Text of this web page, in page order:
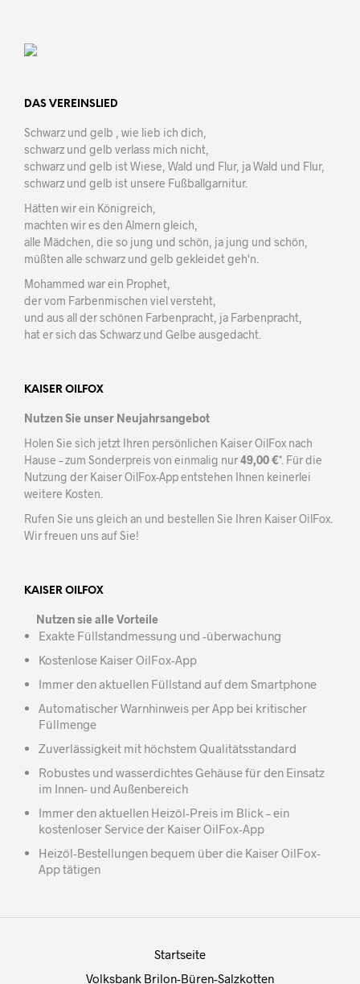
DAS VEREINSLIED
Schwarz und gelb , wie lieb ich dich,
schwarz und gelb verlass mich nicht,
schwarz und gelb ist Wiese, Wald und Flur, ja Wald und Flur,
schwarz und gelb ist unsere Fußballgarnitur.
Hätten wir ein Königreich,
machten wir es den Almern gleich,
alle Mädchen, die so jung und schön, ja jung und schön,
müßten alle schwarz und gelb gekleidet geh'n.
Mohammed war ein Prophet,
der vom Farbenmischen viel versteht,
und aus all der schönen Farbenpracht, ja Farbenpracht,
hat er sich das Schwarz und Gelbe ausgedacht.
KAISER OILFOX
Nutzen Sie unser Neujahrsangebot
Holen Sie sich jetzt Ihren persönlichen Kaiser OilFox nach
Hause – zum Sonderpreis von einmalig nur49,00 €*. Für die
Nutzung der Kaiser OilFox-App entstehen Ihnen keinerlei
weitere Kosten.
Rufen Sie uns gleich an und bestellen Sie Ihren Kaiser OilFox.
Wir freuen uns auf Sie!
KAISER OILFOX
Nutzen sie alle Vorteile
Exakte Füllstandmessung und -überwachung
Kostenlose Kaiser OilFox-App
Immer den aktuellen Füllstand auf dem Smartphone
Automatischer Warnhinweis per App bei kritischer
Füllmenge
Zuverlässigkeit mit höchstem Qualitätsstandard
Robustes und wasserdichtes Gehäuse für den Einsatz
im Innen- und Außenbereich
Immer den aktuellen Heizöl-Preis im Blick – ein
kostenloser Service der Kaiser OilFox-App
Heizöl-Bestellungen bequem über die Kaiser OilFox-
App tätigen
Startseite
Volksbank Brilon-Büren-Salzkotten